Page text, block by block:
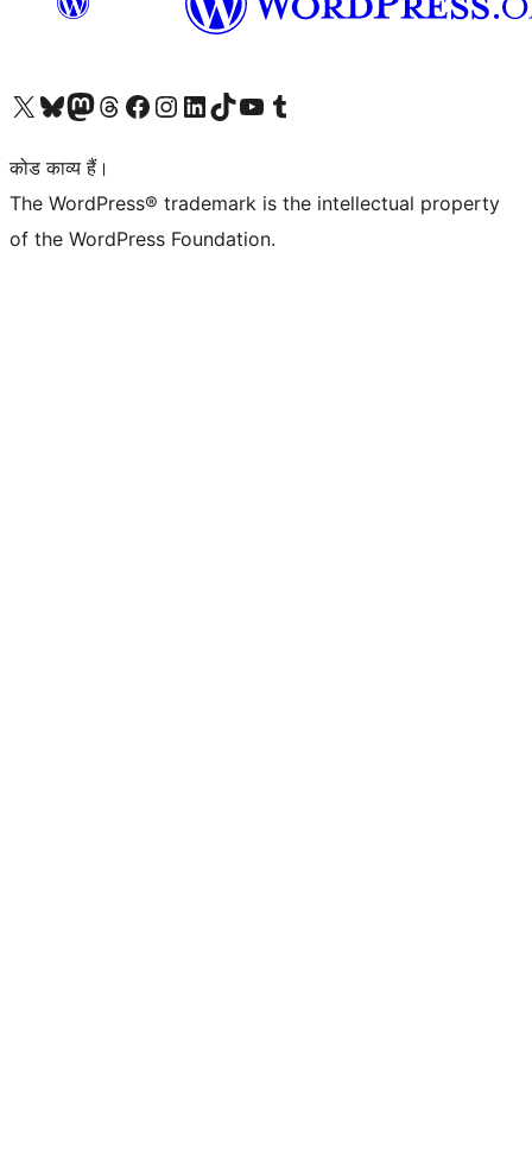
Visit our X (formerly Twitter) account
हमारे बलुस्की खाते पर जाएँVisit our Mastodon account
हमारे थ्रेड्स अकाउंट पर जाएंहमारे फेसबुक पेज पर जाएँहमारे इंस्टाग्राम अकाउंट पर जाएंहमारे लिंक्डइन खाते पर जाएँहमारे टिकटॉक खाते पर जाएँहमारे यूट्यूब चैनल पर जाएंहमारे Tumblr खाते पर जाएँ
कोड काव्य हैं।
The WordPress® trademark is the intellectual property
of the WordPress Foundation.